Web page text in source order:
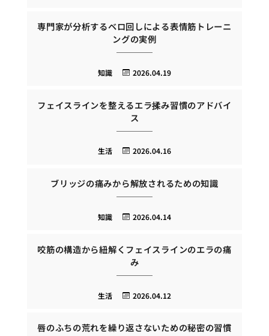
専門家が分析するベロ回しによる表情筋トレーニ
ングの実例
2026.04.19
知識
フェイスラインを整えるエラ揉み習慣のアドバイ
ス
2026.04.16
生活
ブリッジの痛みから解放されるための知識
2026.04.14
知識
咬筋の構造から紐解くフェイスラインのエラの痛
み
2026.04.12
生活
唇のふちの荒れを繰り返さないための秘密の習慣